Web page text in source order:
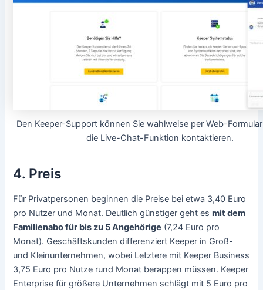
Den Keeper-Support können Sie wahlweise per Web-
die Live-Chat-Funktion kontaktieren.
4. Preis
Für Privatpersonen beginnen die Preise bei etwa 3,40 Euro
pro Nutzer und Monat. Deutlich günstiger geht esmit dem
Familienabo für bis zu 5 Angehörige (7,24 Euro pro
Monat). Geschäftskunden differenziert Keeper in Groß-
und Kleinunternehmen, wobei Letztere mit Keeper Business
3,75 Euro pro Nutze rund Monat berappen müssen. Keeper
Enterprise für größere Unternehmen schlägt mit 5 Euro pro